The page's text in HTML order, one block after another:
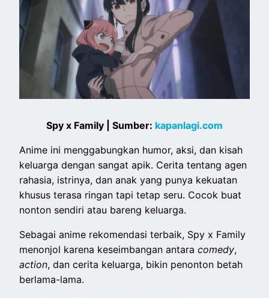
Spy x Family | Sumber: kapanlagi.com
Anime ini menggabungkan humor, aksi, dan kisah
keluarga dengan sangat apik. Cerita tentang agen
rahasia, istrinya, dan anak yang punya kekuatan
khusus terasa ringan tapi tetap seru. Cocok buat
nonton sendiri atau bareng keluarga.
Sebagai anime rekomendasi terbaik, Spy x Family
menonjol karena keseimbangan antaracomedy,
action, dan cerita keluarga, bikin penonton betah
berlama-lama.